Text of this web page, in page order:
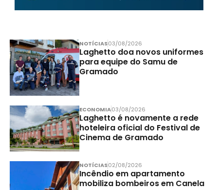
NOTÍCIAS03/08/2026
Laghetto doa novos uniformes
para equipe do Samu de
Gramado
ECONOMIA03/08/2026
Laghetto é novamente a rede
hoteleira oficial do Festival de
Cinema de Gramado
NOTÍCIAS02/08/2026
Incêndio em apartamento
mobiliza bombeiros em Canela